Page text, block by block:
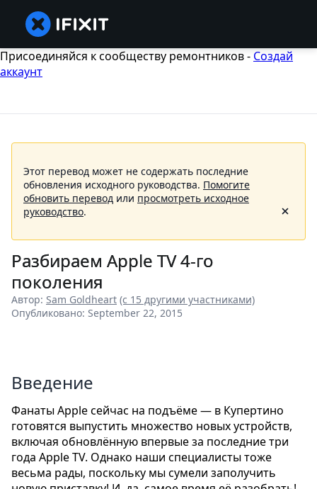
Присоединяйся к сообществу ремонтников - Создай
аккаунт
Этот перевод может не содержать последние
обновления исходного руководства. Помогите
обновить перевод или просмотреть исходное
руководство.
Разбираем Apple TV 4-го
поколения
Автор: Sam Goldheart (с 15 другими участниками)
Опубликовано: September 22, 2015
Введение
Фанаты Apple сейчас на подъёме — в Купертино
готовятся выпустить множество новых устройств,
включая обновлённую впервые за последние три
года Apple TV. Однако наши специалисты тоже
весьма рады, поскольку мы сумели заполучить